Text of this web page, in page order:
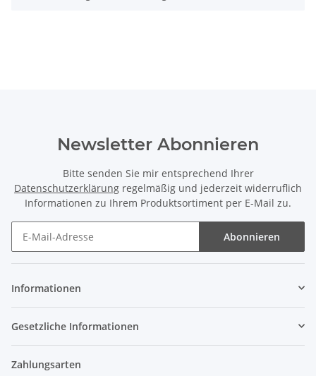
Newsletter Abonnieren
Bitte senden Sie mir entsprechend Ihrer
Datenschutzerklärung regelmäßig und jederzeit widerruflich
Informationen zu Ihrem Produktsortiment per E-Mail zu.
Abonnieren
Informationen
Gesetzliche Informationen
Zahlungsarten